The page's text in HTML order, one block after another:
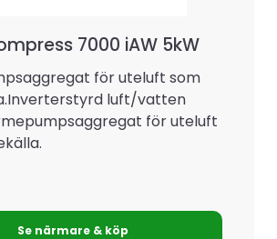
7000 iAW 5kW
för uteluft som
luft/vatten
för uteluft
Se närmare & köp